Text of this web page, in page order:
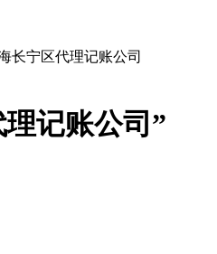
海长宁区代理记账公司
记账公司”